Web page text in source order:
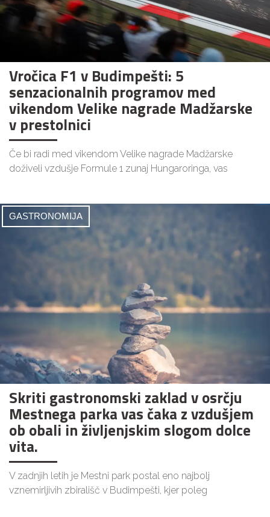
Vročica F1 v Budimpešti: 5
senzacionalnih programov med
vikendom Velike nagrade Madžarske
v prestolnici
Če bi radi med vikendom Velike nagrade Madžarske
doživeli vzdušje Formule 1 zunaj Hungaroringa, vas
GASTRONOMIJA
Skriti gastronomski zaklad v osrčju
Mestnega parka vas čaka z vzdušjem
ob obali in življenjskim slogom dolce
vita.
V zadnjih letih je Mestni park postal eno najbolj
vznemirljivih zbirališč v Budimpešti, kjer poleg